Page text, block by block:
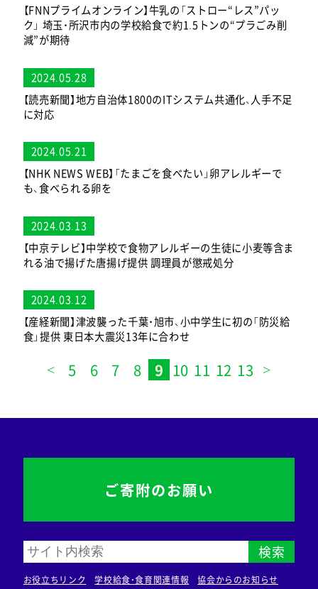
【FNNプライムオンライン】牛乳の「ストロー“レス”パッ
ク」 埼玉・所沢市内の学校給食で約1.5トンの“プラごみ削
減”が期待
2024.05.28
【読売新聞】地方自治体1800のITシステム共通化、人手不足
に対応
2024.05.21
【NHK NEWS WEB】「たまごを食べたい」卵アレルギーで
も、食べられる卵を
2024.03.13
【中京テレビ】中学校で食物アレルギーの生徒に小麦等含ま
れる油で揚げた唐揚げ提供 調理員が懲戒処分
2024.03.12
【産経新聞】津波襲った千葉・旭市、小中学生に初の「防災給
食」提供 東日本大震災13年に合わせ
5 6 7 8 9 10 11 12 13
検索
お役立ちリンク 学校給食・食育関連情報 協会からのお知らせ
ご寄附のお願い